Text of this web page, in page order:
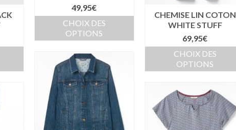
49,95€
CHOIX DES
OPTIONS
CHEMISE LIN COTON
WHITE STUFF
69,95€
CHOIX DES
OPTIONS